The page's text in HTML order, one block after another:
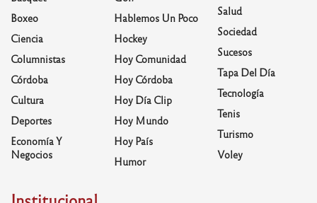
Boxeo
Ciencia
Columnistas
Córdoba
Cultura
Deportes
Economía Y
Negocios
Hablemos Un Poco
Hockey
Hoy Comunidad
Hoy Córdoba
Hoy Día Clip
Hoy Mundo
Hoy País
Humor
Salud
Sociedad
Sucesos
Tapa Del Día
Tecnología
Tenis
Turismo
Voley